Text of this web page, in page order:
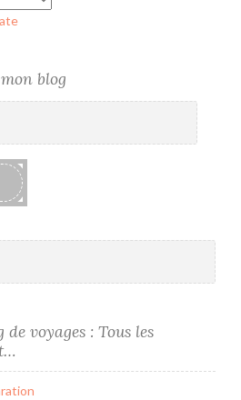
blog
voyages : Tous les